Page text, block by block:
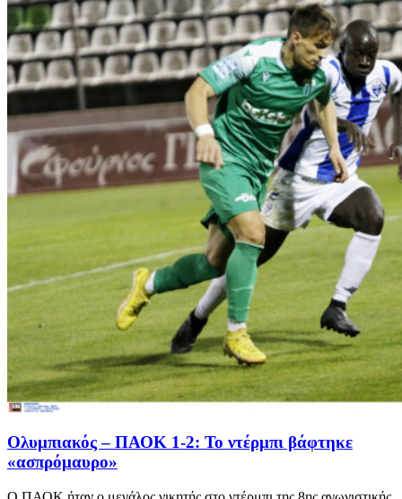
Ολυμπιακός – ΠΑΟΚ 1-2: Το ντέρμπι βάφτηκε
«ασπρόμαυρο»